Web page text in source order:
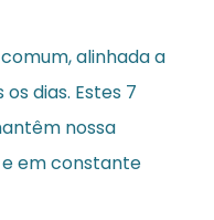
alinhada a
dias. Estes 7
nossa
em constante